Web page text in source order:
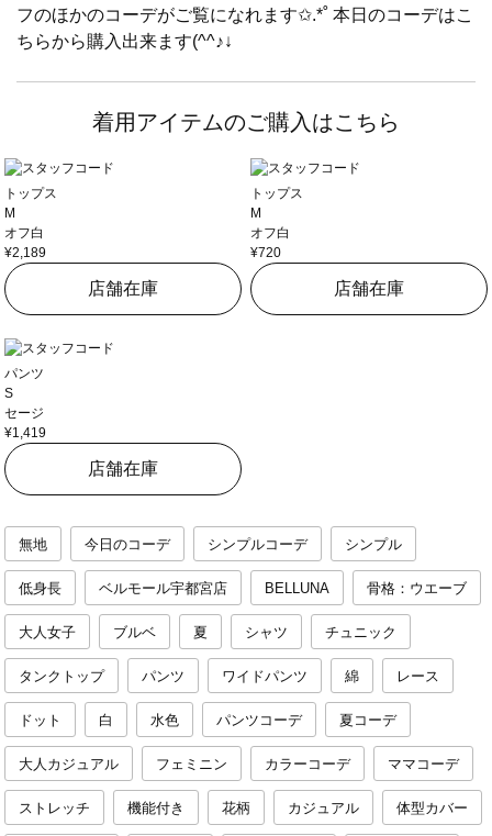
フのほかのコーデがご覧になれます✩.*˚ 本日のコーデはこ
ちらから購入出来ます(^^♪↓
着用アイテムのご購入はこちら
トップス
M
オフ白
¥2,189
店舗在庫
トップス
M
オフ白
¥720
店舗在庫
パンツ
S
セージ
¥1,419
店舗在庫
無地 今日のコーデ シンプルコーデ シンプル
低身長 ベルモール宇都宮店 BELLUNA 骨格：ウエーブ
大人女子 ブルベ 夏 シャツ チュニック
タンクトップ パンツ ワイドパンツ 綿 レース
ドット 白 水色 パンツコーデ 夏コーデ
大人カジュアル フェミニン カラーコーデ ママコーデ
ストレッチ 機能付き 花柄 カジュアル 体型カバー